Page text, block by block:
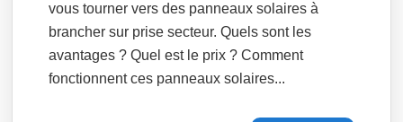
vous tourner vers des panneaux solaires à
brancher sur prise secteur. Quels sont les
avantages ? Quel est le prix ? Comment
fonctionnent ces panneaux solaires...